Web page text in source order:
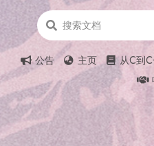
公告 主页 从C到